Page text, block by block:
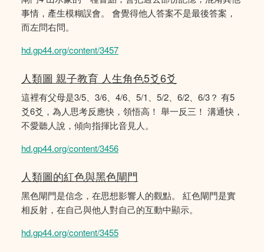
事情，產生模糊誤會。 會覺得他人答案不是最後答案，
而左問右問。
hd.gp44.org/content/3457
人類圖 親子教育 人生角色5爻6爻
這裡有父母是3/5、3/6、4/6、5/1、5/2、6/2、6/3？ 有5
爻6爻，為人思考反應快，領悟高！ 舉一反三！ 溝通快，
不愛聽人說，傾向指揮比音見人。
hd.gp44.org/content/3456
人類圖的紅色與黑色閘門
黑色閘門是信念，在思想影響人的觀點。 紅色閘門是實
相反射，在自己與他人對自己的互動中顯示。
hd.gp44.org/content/3455